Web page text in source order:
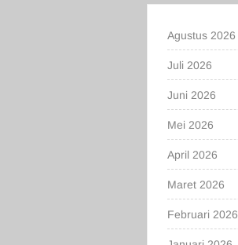
Agustus 2026
Juli 2026
Juni 2026
Mei 2026
April 2026
Maret 2026
Februari 2026